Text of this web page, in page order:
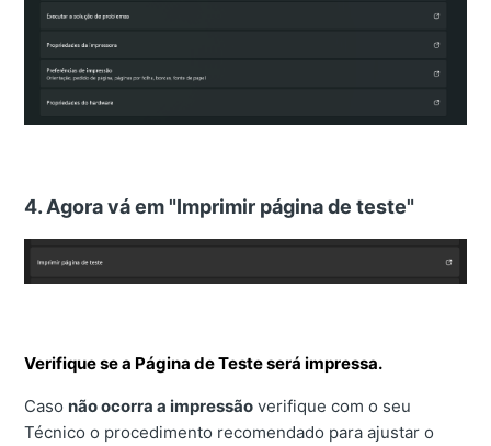
4. Agora vá em "Imprimir página de teste"
Verifique se a Página de Teste será impressa.
Caso não ocorra a impressão verifique com o seu
Técnico o procedimento recomendado para ajustar o